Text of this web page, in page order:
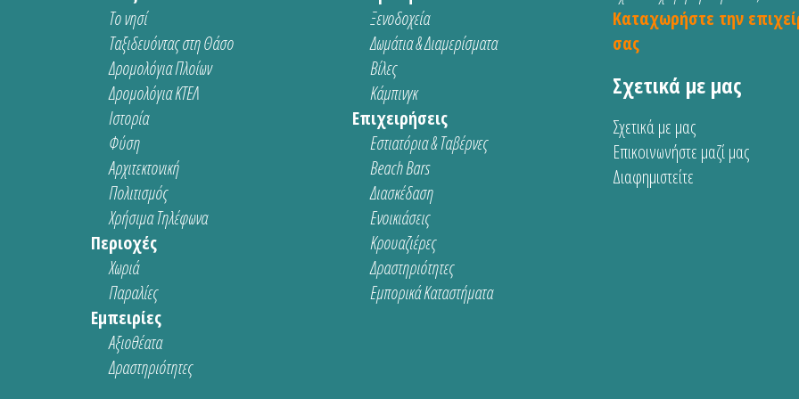
Το νησί
Ταξιδευόντας στη Θάσο
Δρομολόγια Πλοίων
Δρομολόγια ΚΤΕΛ
Ιστορία
Φύση
Αρχιτεκτονική
Πολιτισμός
Χρήσιμα Τηλέφωνα
Περιοχές
Χωριά
Παραλίες
Εμπειρίες
Αξιοθέατα
Δραστηριότητες
Ξενοδοχεία
Δωμάτια & Διαμερίσματα
Βίλες
Κάμπινγκ
Επιχειρήσεις
Εστιατόρια & Ταβέρνες
Beach Bars
Διασκέδαση
Ενοικιάσεις
Κρουαζιέρες
Δραστηριότητες
Εμπορικά Καταστήματα
Καταχωρήστε την
σας
Σχετικά με μας
Σχετικά με μας
Επικοινωνήστε μαζί μας
Διαφημιστείτε